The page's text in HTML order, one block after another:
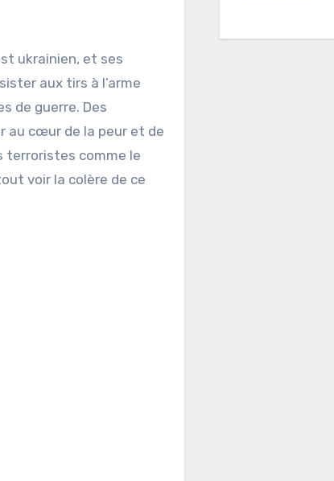
ukrainien, et ses
aux tirs à l’arme
de guerre. Des
au cœur de la peur et de
terroristes comme le
voir la colère de ce